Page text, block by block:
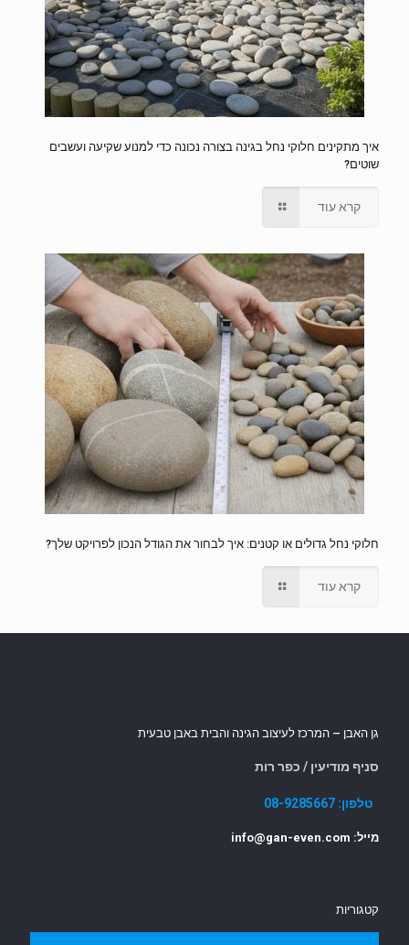
איך מתקינים חלוקי נחל בגינה בצורה נכונה כדי למנוע שקיעה ועשבים
שוטים?
קרא עוד
חלוקי נחל גדולים או קטנים: איך לבחור את הגודל הנכון לפרויקט שלך?
קרא עוד
גן האבן – המרכז לעיצוב הגינה והבית באבן טבעית
סניף מודיעין / כפר רות
טלפון: 08-9285667
מייל: info@gan-even.com
קטגוריות